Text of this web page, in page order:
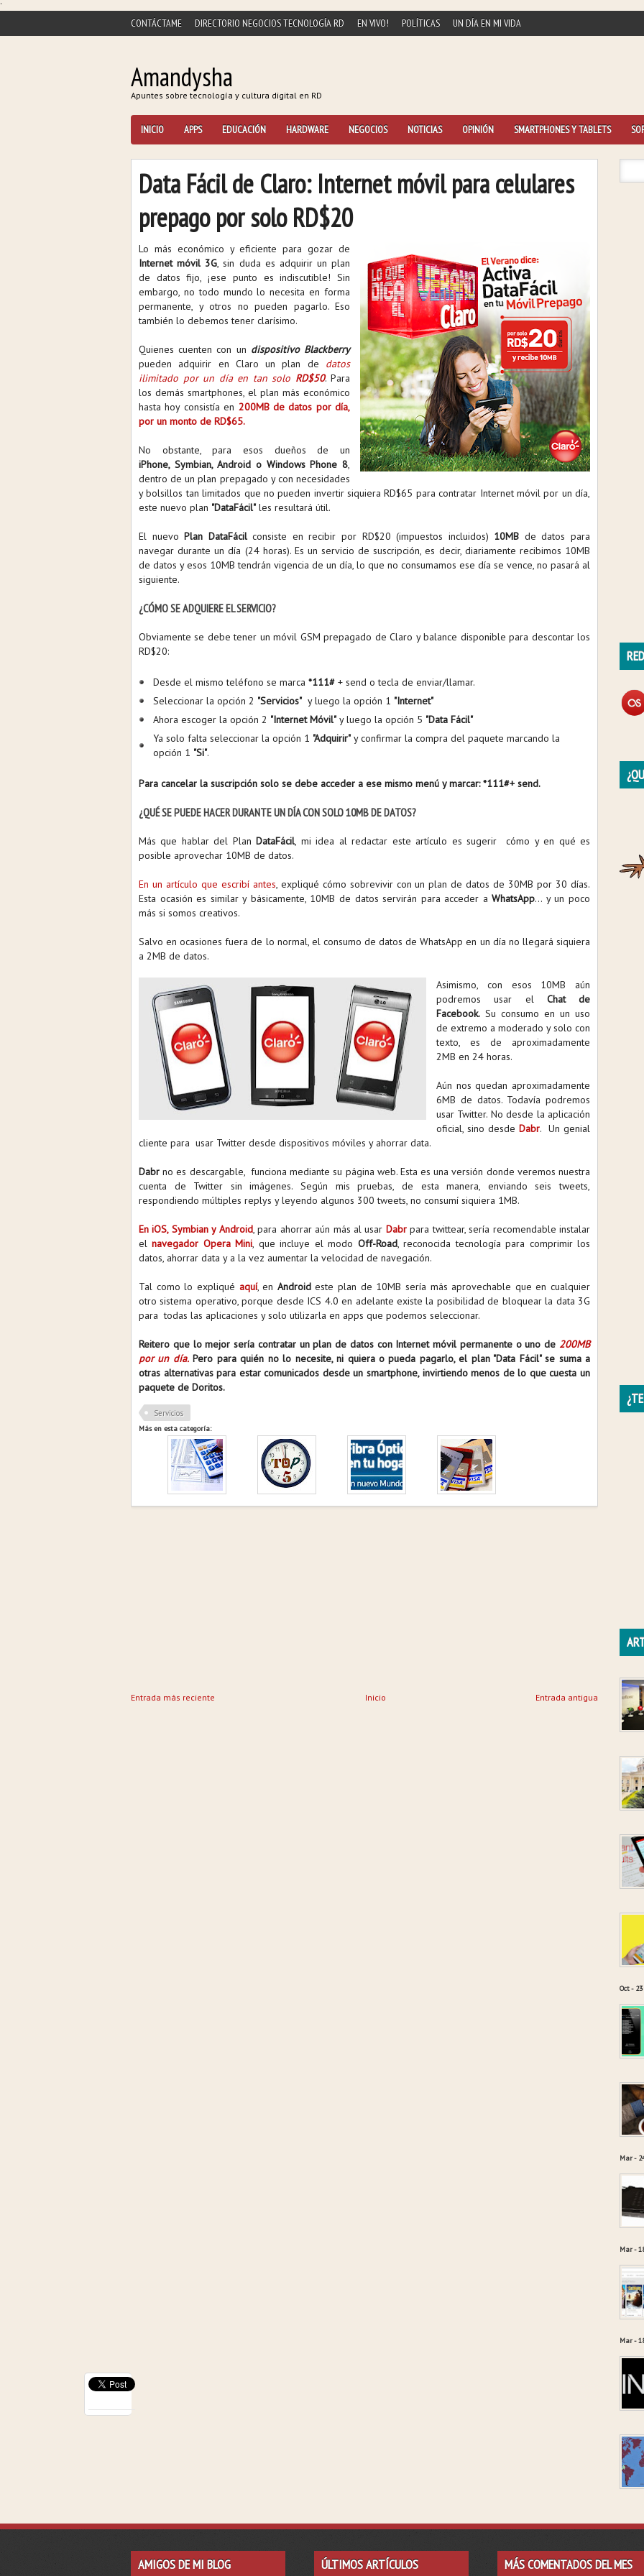
'
CONTÁCTAME DIRECTORIO NEGOCIOS TECNOLOGÍA RD EN VIVO! POLÍTICAS UN DÍA EN MI VIDA
Amandysha
Apuntes sobre tecnología y cultura digital en RD
INICIO APPS EDUCACIÓN HARDWARE NEGOCIOS NOTICIAS OPINIÓN SMARTPHONES Y TABLETS
Data Fácil de Claro: Internet móvil para celulares
prepago por solo RD$20
Lo más económico y eficiente para gozar de
Internet móvil 3G, sin duda es adquirir un plan
de datos fijo, ¡ese punto es indiscutible! Sin
embargo, no todo mundo lo necesita en forma
permanente, y otros no pueden pagarlo. Eso
también lo debemos tener clarísimo.
Quienes cuenten con un dispositivo Blackberry
pueden adquirir en Claro un plan de datos
ilimitado por un día en tan solo RD$50. Para
los demás smartphones, el plan más económico
hasta hoy consistía en 200MB de datos por día,
por un monto de RD$65.
No obstante, para esos dueños de un
iPhone, Symbian, Android o Windows Phone 8,
dentro de un plan prepagado y con necesidades
y bolsillos tan limitados que no pueden invertir siquiera RD$65 para contratar Internet móvil por un día,
este nuevo plan "DataFácil" les resultará útil.
El nuevoPlan DataFácilconsiste en recibir por RD$20 (impuestos incluidos) 10MB de datos para
navegar durante un día (24 horas). Es un servicio de suscripción, es decir, diariamente recibimos 10MB
de datos y esos 10MB tendrán vigencia de un día, lo que no consumamos ese día se vence, no pasará al
siguiente.
¿CÓMO SE ADQUIERE EL SERVICIO?
Obviamente se debe tener un móvil GSM prepagado de Claro y balance disponible para descontar los
RD$20:
Desde el mismo teléfono se marca *111# + send o tecla de enviar/llamar.
Seleccionar la opción 2 "Servicios" y luego la opción 1 "Internet"
Ahora escoger la opción 2 "Internet Móvil" y luego la opción 5 "Data Fácil"
Ya solo falta seleccionar la opción 1 "Adquirir" y confirmar la compra del paquete marcando la
opción 1 "Si".
Para cancelar la suscripción solo se debe acceder a ese mismo menú y marcar: *111#+ send.
¿QUÉ SE PUEDE HACER DURANTE UN DÍA CON SOLO 10MB DE DATOS?
Más que hablar del PlanDataFácil, mi idea al redactar este artículo es sugerir cómo y en qué es
posible aprovechar 10MB de datos.
En un artículo que escribí antes, expliqué cómo sobrevivir con un plan de datos de 30MB por 30 días.
Esta ocasión es similar y básicamente, 10MB de datos servirán para acceder aWhatsApp... y un poco
más si somos creativos.
Salvo en ocasiones fuera de lo normal, el consumo de datos de WhatsApp en un día no llegará siquiera
a 2MB de datos.
Asimismo, con esos 10MB aún
podremos usar el Chat de
Facebook. Su consumo en un uso
de extremo a moderado y solo con
texto, es de aproximadamente
2MB en 24 horas.
Aún nos quedan aproximadamente
6MB de datos. Todavía podremos
usar Twitter. No desde la aplicación
oficial, sino desde Dabr. Un genial
cliente para usar Twitter desde dispositivos móviles y ahorrar data.
Dabr no es descargable, funciona mediante su página web. Esta es una versión donde veremos nuestra
cuenta de Twitter sin imágenes. Según mis pruebas, de esta manera, enviando seis tweets,
respondiendo múltiples replys y leyendo algunos 300 tweets, no consumí siquiera 1MB.
En iOS, Symbian y Android, para ahorrar aún más al usar Dabrpara twittear, sería recomendable instalar
elnavegador Opera Mini, que incluye el modo Off-Road, reconocida tecnología para comprimir los
datos, ahorrar data y a la vez aumentar la velocidad de navegación.
Tal como lo expliqué aquí, en Androideste plan de 10MB sería más aprovechable que en cualquier
otro sistema operativo, porque desde ICS 4.0 en adelante existe la posibilidad de bloquear la data 3G
para todas las aplicaciones y solo utilizarla en apps que podemos seleccionar.
Reitero que lo mejor sería contratar un plan de datos con Internet móvil permanente o uno de 200MB
por un día.Pero para quién no lo necesite, ni quiera o pueda pagarlo, el plan "Data Fácil" se suma a
otras alternativas para estar comunicados desde un smartphone, invirtiendo menos de lo que cuesta un
paquete de Doritos.
Servicios
Más en esta categoría:
Entrada más reciente Entrada antigua
Inicio
Oct -
Mar -
Mar -
Mar -
AMIGOS DE MI BLOG ÚLTIMOS ARTÍCULOS MÁS COMENTADOS DEL MES